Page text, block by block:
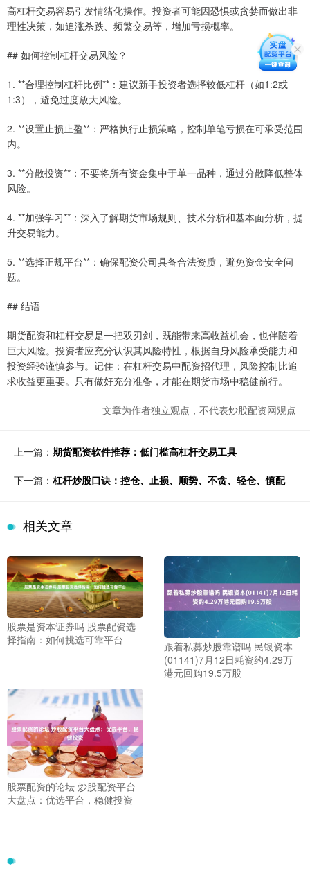
高杠杆交易容易引发情绪化操作。投资者可能因恐惧或贪婪而做出非
理性决策，如追涨杀跌、频繁交易等，增加亏损概率。
## 如何控制杠杆交易风险？
1. **合理控制杠杆比例**：建议新手投资者选择较低杠杆（如1:2或
1:3），避免过度放大风险。
2. **设置止损止盈**：严格执行止损策略，控制单笔亏损在可承受范围
内。
3. **分散投资**：不要将所有资金集中于单一品种，通过分散降低整体
风险。
4. **加强学习**：深入了解期货市场规则、技术分析和基本面分析，提
升交易能力。
5. **选择正规平台**：确保配资公司具备合法资质，避免资金安全问
题。
## 结语
期货配资和杠杆交易是一把双刃剑，既能带来高收益机会，也伴随着
巨大风险。投资者应充分认识其风险特性，根据自身风险承受能力和
投资经验谨慎参与。记住：在杠杆交易中配资招代理，风险控制比追
求收益更重要。只有做好充分准备，才能在期货市场中稳健前行。
文章为作者独立观点，不代表炒股配资网观点
上一篇： 期货配资软件推荐：低门槛高杠杆交易工具
下一篇： 杠杆炒股口诀：控仓、止损、顺势、不贪、轻仓、慎配
相关文章
股票是资本证券吗 股票配资选
择指南：如何挑选可靠平台
跟着私募炒股靠谱吗 民银资本
(01141)7月12日耗资约4.29万
港元回购19.5万股
股票配资的论坛 炒股配资平台
大盘点：优选平台，稳健投资